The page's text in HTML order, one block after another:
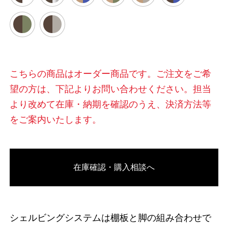
オーク/ホワイト/products/shelving-
system-s-85-2-b?variant=4658464394468027390000
こちらの商品はオーダー商品です。ご注文をご希
望の方は、下記よりお問い合わせください。担当
より改めて在庫・納期を確認のうえ、決済方法等
をご案内いたします。
在庫確認・購入相談へ
シェルビングシステムは棚板と脚の組み合わせで